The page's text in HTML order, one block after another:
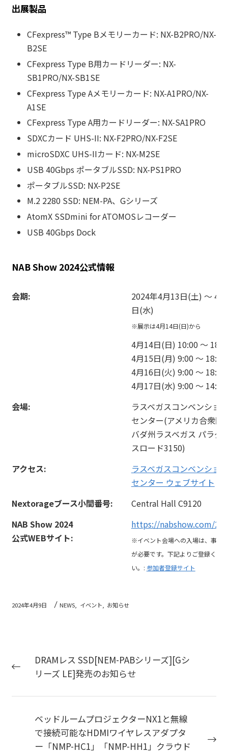
出展製品
CFexpress™ Type Bメモリーカード: NX-B2PRO/NX-
B2SE
CFexpress Type B用カードリーダー: NX-
SB1PRO/NX-SB1SE
CFexpress Type Aメモリーカード: NX-A1PRO/NX-
A1SE
CFexpress Type A用カードリーダー: NX-SA1PRO
SDXCカード UHS-II: NX-F2PRO/NX-F2SE
microSDXC UHS-IIカード: NX-M2SE
USB 40Gbps ポータブルSSD: NX-PS1PRO
ポータブルSSD: NX-P2SE
M.2 2280 SSD: NEM-PA、Gシリーズ
AtomX SSDmini for ATOMOSレコーダー
USB 40Gbps Dock
NAB Show 2024公式情報
会期:
2024年4月13日(土) ～ 4
日(水)
※展示は4月14日(日)から
4月14日(日) 10:00 ～
4月15日(月) 9:00 ～ 18:00
4月16日(火) 9:00 ～ 18:00
4月17日(水) 9:00 ～ 14:00
会場:
ラスベガスコンベンション
センター(アメリカ合衆国
バダ州ラスベガス パラダ
スロード3150)
アクセス:
ラスベガスコンベンション
センター ウェブサイト
Nextorageブース小間番号:
Central Hall C9120
NAB Show 2024
公式WEBサイト:
https://nabshow.com/
※イベント会場への入場は、事前
が必要です。下記よりご登録くださ
い。: 参加者登録サイト
2024年4月9日 NEWS, イベント, お知らせ
DRAMレス SSD[NEM-PABシリーズ][Gシ
リーズ LE]発売のお知らせ
ベッドルームプロジェクターNX1と無線
で接続可能なHDMIワイヤレスアダプタ
ー「NMP-HC1」「NMP-HH1」クラウド